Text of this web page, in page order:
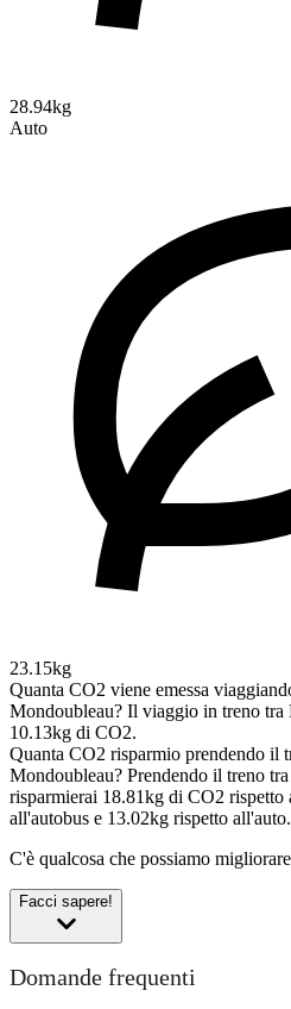
28.94kg
Auto
23.15kg
Quanta CO2 viene emessa
Mondoubleau? Il viaggio in treno tra
10.13kg di CO2.
Quanta CO2 risparmio prendendo il
Mondoubleau? Prendendo il treno
risparmierai 18.81kg di CO2
all'autobus e 13.02kg rispetto all'auto.
C'è qualcosa che possiamo
Facci sapere!
Domande frequenti